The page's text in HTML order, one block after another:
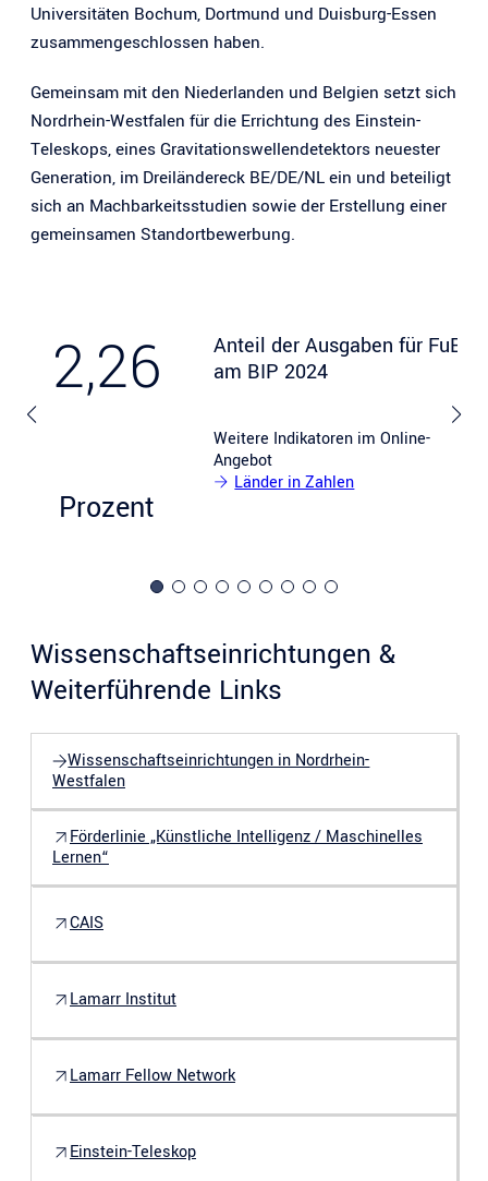
Universitäten Bochum, Dortmund und Duisburg-Essen
zusammengeschlossen haben.
Gemeinsam mit den Niederlanden und Belgien setzt sich
Nordrhein-Westfalen für die Errichtung des Einstein-
Teleskops, eines Gravitationswellendetektors neuester
Generation, im Dreiländereck BE/DE/NL ein und beteiligt
sich an Machbarkeitsstudien sowie der Erstellung einer
gemeinsamen Standortbewerbung.
2,26
Prozent
Anteil der Ausgaben für FuE
am BIP 2024
Weitere Indikatoren im Online-
Angebot
Länder in Zahlen
Wissenschaftseinrichtungen &
Weiterführende Links
Wissenschaftseinrichtungen in Nordrhein-
Westfalen
Förderlinie „Künstliche Intelligenz / Maschinelles
Lernen“
CAIS
Lamarr Institut
Lamarr Fellow Network
Einstein-Teleskop